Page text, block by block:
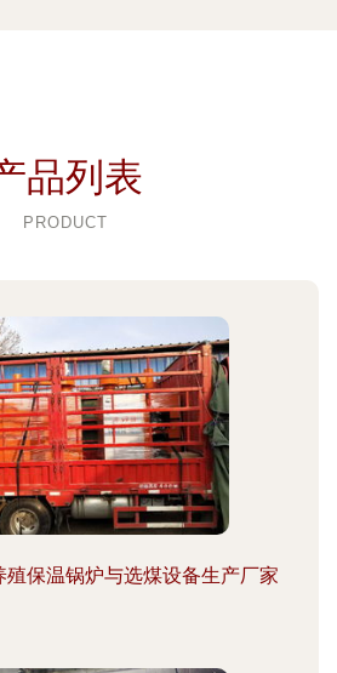
品列表
PRODUCT
保温锅炉与选煤设备生产厂家